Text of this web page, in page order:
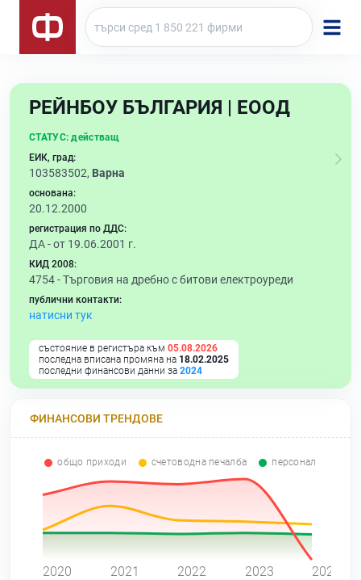
РЕЙНБОУ БЪЛГАРИЯ | ЕООД
СТАТУС: действащ
ЕИК, град:
103583502, Варна
основана:
20.12.2000
регистрация по ДДС:
ДА - от 19.06.2001 г.
КИД 2008:
4754 -Търговия на дребно с битови електроуреди
публични контакти:
натисни тук
състояние в регистъра към 05.08.2026
последна вписана промяна на 18.02.2025
последни финансови данни за 2024
ФИНАНСОВИ ТРЕНДОВЕ
общо приходи счетоводна печалба персонал
2020 2021 2022 2023 2024